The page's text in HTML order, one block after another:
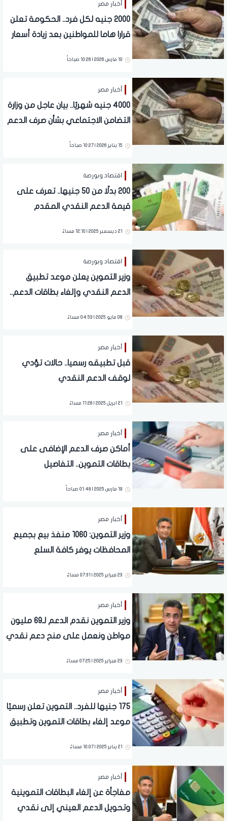
أخبار مصر
2000 جنيه لكل فرد.. الحكومة تعلن
قرارا هاما للمواطنين بعد زيادة أسعار
10 مارس 2026 | 10:26 صباحاً
أخبار مصر
4000 جنيه شهريًا.. بيان عاجل من وزارة
التضامن الاجتماعي بشأن صرف الدعم
15 يناير 2026 | 10:27 صباحاً
اقتصاد وبورصة
200 بدلًا من 50 جنيها.. تعرف على
قيمة الدعم النقدي المقدم
21 ديسمبر 2025 | 12:10 مساءً
اقتصاد وبورصة
وزير التموين يعلن موعد تطبيق
الدعم النقدي وإلغاء بطاقات الدعم..
08 مايو 2025 | 04:53 مساءً
أخبار مصر
قبل تطبيقه رسميا.. حالات تؤدي
لوقف الدعم النقدي
21 ابريل 2025 | 11:28 مساءً
أخبار مصر
أماكن صرف الدعم الإضافى على
بطاقات التموين.. التفاصيل
19 مارس 2025 | 01:48 صباحاً
أخبار مصر
وزير التموين: 1060 منفذ بيع بجميع
المحافظات يوفر كافة السلع
23 فبراير 2025 | 07:31 مساءً
أخبار مصر
وزير التموين نقدم الدعم لـ69 مليون
مواطن ونعمل على منح دعم نقدي
23 فبراير 2025 | 07:25 مساءً
أخبار مصر
175 جنيها للفرد.. التموين تعلن رسميًا
موعد إلغاء بطاقات التموين وتطبيق
21 يناير 2025 | 10:07 مساءً
أخبار مصر
مفاجأة عن إلغاء البطاقات التموينية
وتحويل الدعم العيني إلى نقدي